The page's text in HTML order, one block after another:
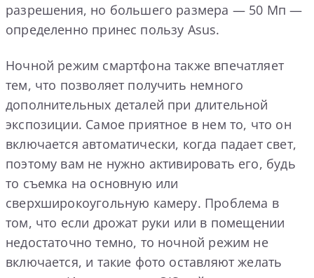
разрешения, но большего размера — 50 Мп —
определенно принес пользу Asus.
Ночной режим смартфона также впечатляет
тем, что позволяет получить немного
дополнительных деталей при длительной
экспозиции. Самое приятное в нем то, что он
включается автоматически, когда падает свет,
поэтому вам не нужно активировать его, будь
то съемка на основную или
сверхширокоугольную камеру. Проблема в
том, что если дрожат руки или в помещении
недостаточно темно, то ночной режим не
включается, и такие фото оставляют желать